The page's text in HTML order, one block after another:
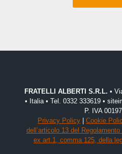
FRATELLI ALBERTI S.R.L. •
• Italia • Tel. 0332 333619 •
P. IVA
Privacy Policy | Cookie
dell’articolo 13 del
ex art.1, comma 125, della